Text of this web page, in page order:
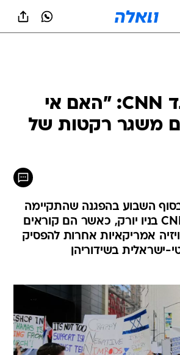
מפגינים נגד CNN: "האם אי
משגר רקטות של
השבוע בהפגנה שהתקיימה
מחוץ למשרדי CNN בניו יורק, כאשר הם קוראים
אמריקאיות אחרות להפסיק
ישראלית בשידוריהן